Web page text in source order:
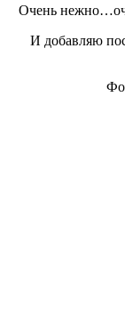
Очень
И добавляю